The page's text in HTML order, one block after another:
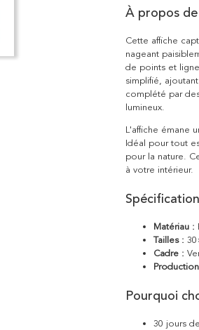
À propos
Cette affiche
nageant
de points et
simplifié,
complété par
lumineux.
L'affiche émane
Idéal pour tout
pour la nature.
à votre intérieur.
Matériau :
Tailles :
Cadre :
Pourquoi
30 jours